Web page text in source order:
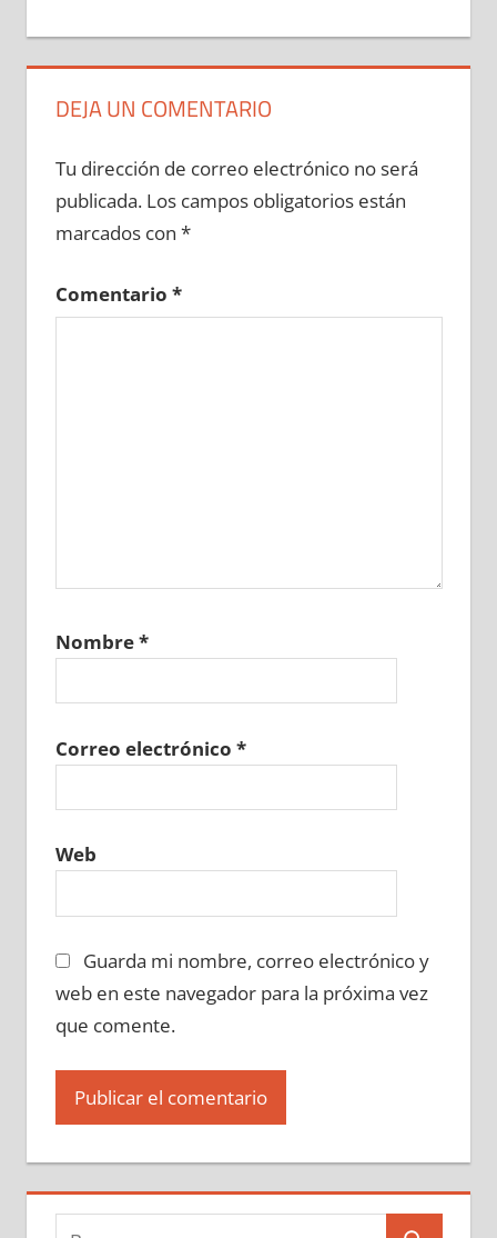
DEJA UN COMENTARIO
Tu dirección de correo electrónico no será
publicada. Los campos obligatorios están
marcados con *
Comentario *
Nombre*
Correo electrónico *
Web
Guarda mi nombre, correo electrónico y
web en este navegador para la próxima vez
que comente.